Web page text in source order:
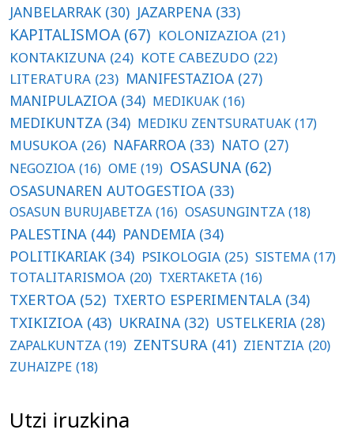
JANBELARRAK (30) JAZARPENA (33)
KAPITALISMOA (67) KOLONIZAZIOA (21)
KONTAKIZUNA (24) KOTE CABEZUDO (22)
LITERATURA (23) MANIFESTAZIOA (27)
MANIPULAZIOA (34) MEDIKUAK (16)
MEDIKUNTZA (34) MEDIKU ZENTSURATUAK (17)
MUSUKOA (26) NAFARROA (33) NATO (27)
NEGOZIOA (16) OME (19) OSASUNA (62)
OSASUNAREN AUTOGESTIOA (33)
OSASUN BURUJABETZA (16) OSASUNGINTZA (18)
PALESTINA (44) PANDEMIA (34)
POLITIKARIAK (34) PSIKOLOGIA (25) SISTEMA (17)
TOTALITARISMOA (20) TXERTAKETA (16)
TXERTOA (52) TXERTO ESPERIMENTALA (34)
TXIKIZIOA (43) UKRAINA (32) USTELKERIA (28)
ZAPALKUNTZA (19) ZENTSURA (41) ZIENTZIA (20)
ZUHAIZPE (18)
Utzi iruzkina